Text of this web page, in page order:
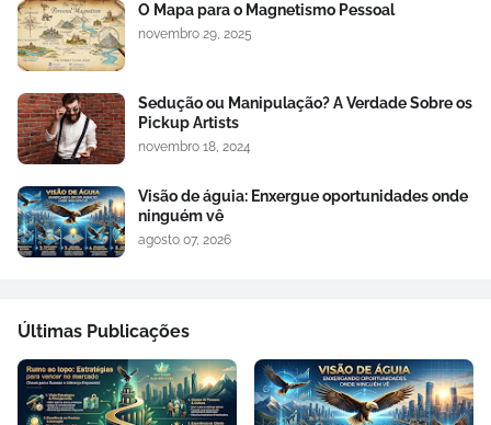
O Mapa para o Magnetismo Pessoal
novembro 29, 2025
Sedução ou Manipulação? A Verdade Sobre os
Pickup Artists
novembro 18, 2024
Visão de águia: Enxergue oportunidades onde
ninguém vê
agosto 07, 2026
Últimas Publicações